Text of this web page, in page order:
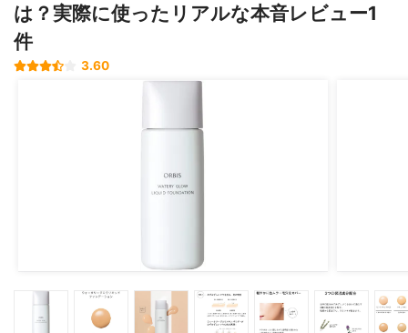
は？実際に使ったリアルな本音レビュー1
件
3.60